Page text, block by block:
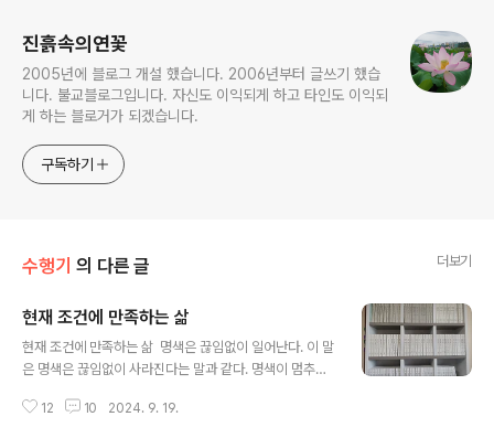
진흙속의연꽃
2005년에 블로그 개설 했습니다. 2006년부터 글쓰기 했습
니다. 불교블로그입니다. 자신도 이익되게 하고 타인도 이익되
게 하는 블로거가 되겠습니다.
구독하기
수행기 의 다른 글 더보기
현재 조건에 만족하는 삶
현재 조건에 만족하는 삶 명색은 끊임없이 일어난다. 이 말
은 명색은 끊임없이 사라진다는 말과 같다. 명색이 멈추는
부리고 있다. 구월 중순임에도 삼십도가 넘는다. 너무 더워
12 10 2024. 9. 19.